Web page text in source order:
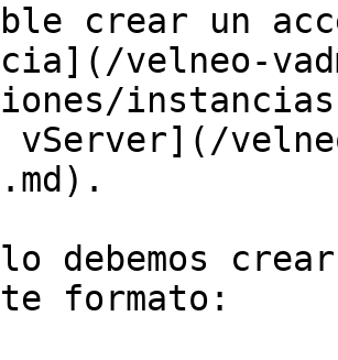
crear un
velneo-
vServer](/
debemos
formato: